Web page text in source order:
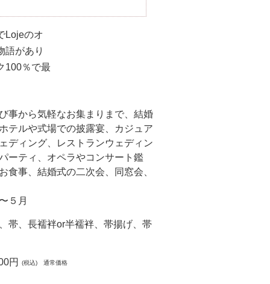
Lojeのオ
語があり
100％で最
事から気軽なお集まりまで、結婚
テルや式場での披露宴、カジュア
ディング、レストランウェディン
ーティ、オペラやコンサート鑑
食事、結婚式の二次会、同窓会、
５月
帯、長襦袢or半襦袢、帯揚げ、帯
円 (税込) 通常価格